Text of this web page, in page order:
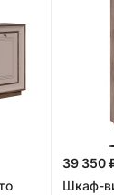
39 350
Шкаф-